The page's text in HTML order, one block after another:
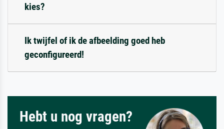
kies?
Ik twijfel of ik de afbeelding goed heb
geconfigureerd!
Hebt u nog vragen?